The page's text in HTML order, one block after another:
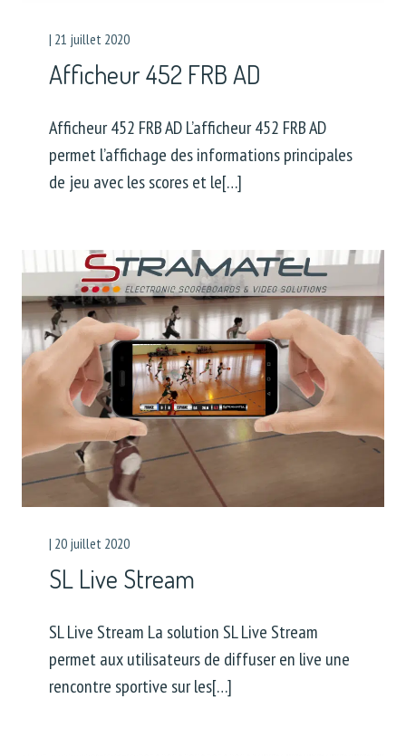
| 21 juillet 2020
Afficheur 452 FRB AD
Afficheur 452 FRB AD L’afficheur 452 FRB AD
permet l’affichage des informations principales
de jeu avec les scores et le[…]
| 20 juillet 2020
SL Live Stream
SL Live Stream La solution SL Live Stream
permet aux utilisateurs de diffuser en live une
rencontre sportive sur les[…]